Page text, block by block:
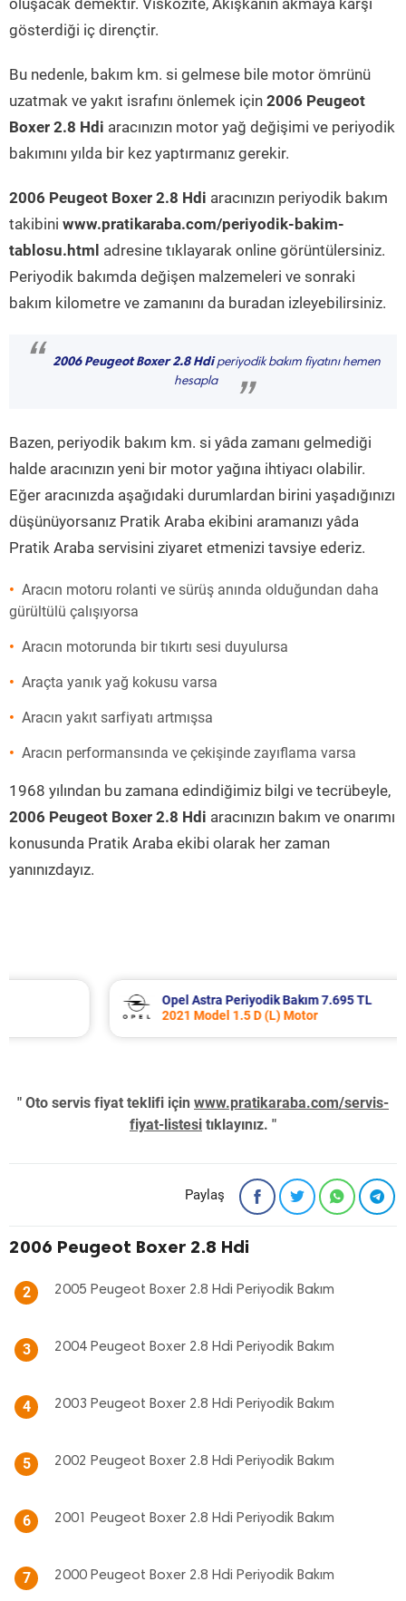
oluşacak demektir. Viskozite, Akışkanın akmaya karşı
gösterdiği iç dirençtir.
Bu nedenle, bakım km. si gelmese bile motor ömrünü
uzatmak ve yakıt israfını önlemek için 2006 Peugeot
Boxer 2.8 Hdi aracınızın motor yağ değişimi ve periyodik
bakımını yılda bir kez yaptırmanız gerekir.
2006 Peugeot Boxer 2.8 Hdi aracınızın periyodik bakım
takibini www.pratikaraba.com/periyodik-bakim-
tablosu.html adresine tıklayarak online görüntülersiniz.
Periyodik bakımda değişen malzemeleri ve sonraki
bakım kilometre ve zamanını da buradan izleyebilirsiniz.
“ 2006 Peugeot Boxer 2.8 Hdiperiyodik bakım fiyatını hemen
hesapla
”
Bazen, periyodik bakım km. si yâda zamanı gelmediği
halde aracınızın yeni bir motor yağına ihtiyacı olabilir.
Eğer aracınızda aşağıdaki durumlardan birini yaşadığınızı
düşünüyorsanız Pratik Araba ekibini aramanızı yâda
Pratik Araba servisini ziyaret etmenizi tavsiye ederiz.
Aracın motoru rolanti ve sürüş anında olduğundan daha
gürültülü çalışıyorsa
Aracın motorunda bir tıkırtı sesi duyulursa
Araçta yanık yağ kokusu varsa
Aracın yakıt sarfiyatı artmışsa
Aracın performansında ve çekişinde zayıflama varsa
1968 yılından bu zamana edindiğimiz bilgi ve tecrübeyle,
2006 Peugeot Boxer 2.8 Hdi aracınızın bakım ve onarımı
konusunda Pratik Araba ekibi olarak her zaman
yanınızdayız.
Opel Astra Periyodik Bakım 7.695 TL
2021 Model 1.5 D (L) Motor
" Oto servis fiyat teklifi için www.pratikaraba.com/servis-
fiyat-listesi tıklayınız. "
Paylaş
2006 Peugeot Boxer 2.8 Hdi
2 2005 Peugeot Boxer 2.8 Hdi Periyodik Bakım
3 2004 Peugeot Boxer 2.8 Hdi Periyodik Bakım
4 2003 Peugeot Boxer 2.8 Hdi Periyodik Bakım
5 2002 Peugeot Boxer 2.8 Hdi Periyodik Bakım
6 2001 Peugeot Boxer 2.8 Hdi Periyodik Bakım
7 2000 Peugeot Boxer 2.8 Hdi Periyodik Bakım